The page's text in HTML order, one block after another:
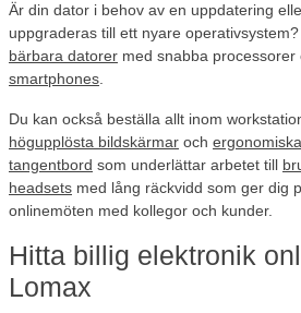
Är din dator i behov av en uppdatering
uppgraderas till ett nyare
bärbara datorer med snabba processorer
smartphones
Du kan också beställa allt inom
högupplösta bildskärmar och
tangentbord som underlättar arbetet till
headsets med lång räckvidd som ger dig
onlinemöten med kollegor och kunder.
Hitta billig elektronik
Lomax